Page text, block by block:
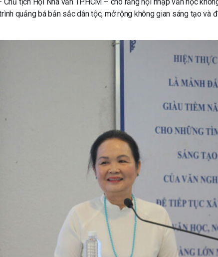
quảng bá bản sắc dân tộc, mở rộng không gian sáng tạo và